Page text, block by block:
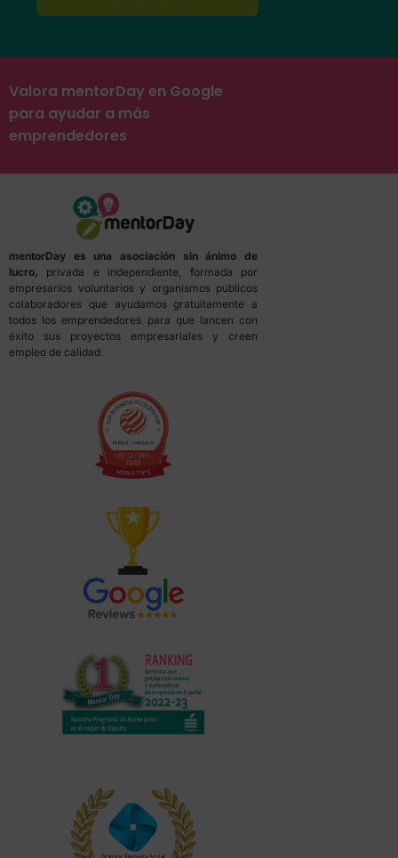
Valora mentorDay en Google
para ayudar a más
emprendedores
mentorDay es una asociación sin ánimo de
lucro, privada e independiente, formada por
empresarios voluntarios y organismos públicos
colaboradores que ayudamos gratuitamente a
todos los emprendedores para que lancen con
éxito sus proyectos empresariales y creen
empleo de calidad.